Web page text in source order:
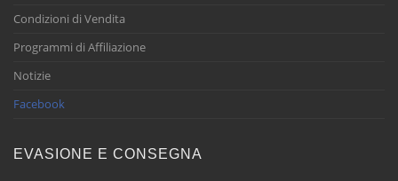
Condizioni di Vendita
Programmi di Affiliazione
Notizie
Facebook
EVASIONE E CONSEGNA